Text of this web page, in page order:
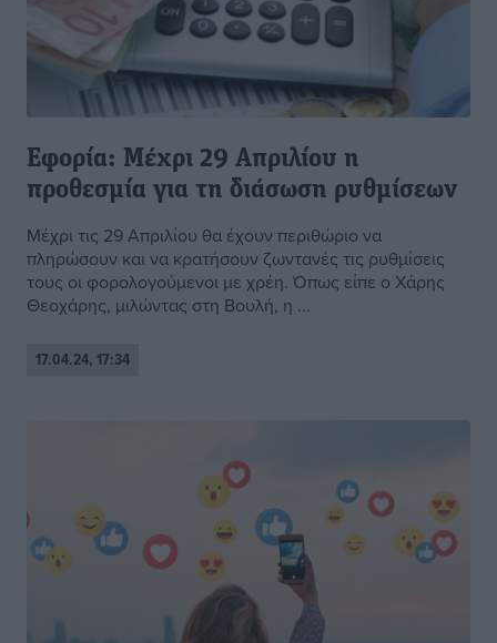
Εφορία: Μέχρι 29 Απριλίου η
προθεσμία για τη διάσωση ρυθμίσεων
Μέχρι τις 29 Απριλίου θα έχουν περιθώριο να
πληρώσουν και να κρατήσουν ζωντανές τις ρυθμίσεις
τους οι φορολογούμενοι με χρέη. Όπως είπε ο Χάρης
Θεοχάρης, μιλώντας στη Βουλή, η ...
17.04.24, 17:34